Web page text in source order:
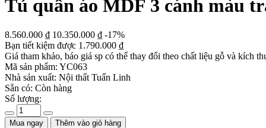
Tủ quần áo MDF 3 cánh màu
8.560.000 ₫ 10.350.000 ₫ -17%
Bạn tiết kiệm được 1.790.000 ₫
Giá tham khảo, báo giá sp có thể thay đổi theo chất liệu gỗ và kích
Mã sản phẩm: YC063
Nhà sản xuất: Nội thất Tuấn Linh
Sẵn có: Còn hàng
Số lượng:
Mua ngay Thêm vào giỏ hàng